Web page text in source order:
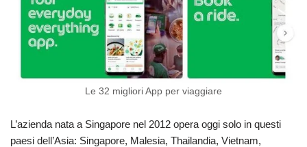
Le 32 migliori App per viaggiare
L’azienda nata a Singapore nel 2012 opera oggi solo in questi
paesi dell’Asia: Singapore, Malesia, Thailandia, Vietnam,